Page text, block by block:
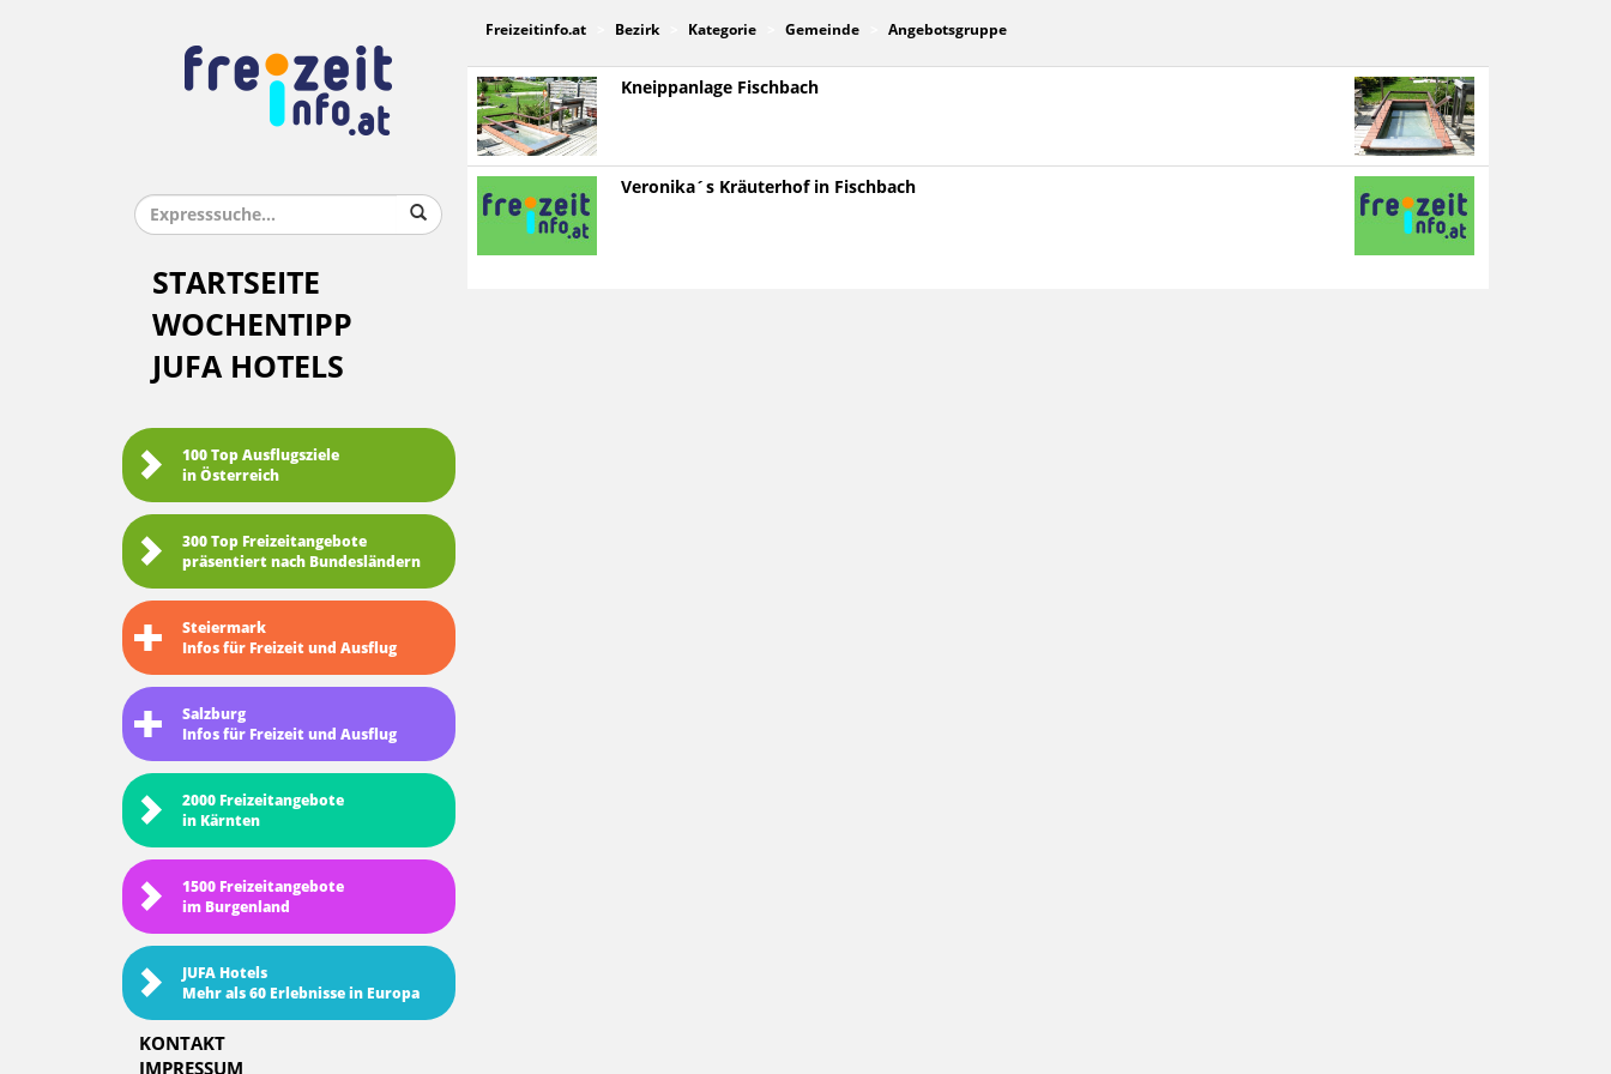
STARTSEITE
WOCHENTIPP
JUFA HOTELS
100 Top Ausflugsziele
in Österreich
300 Top Freizeitangebote
präsentiert nach Bundesländern
Steiermark
Infos für Freizeit und Ausflug
Salzburg
Infos für Freizeit und Ausflug
2000 Freizeitangebote
in Kärnten
1500 Freizeitangebote
im Burgenland
JUFA Hotels
Mehr als 60 Erlebnisse in Europa
KONTAKT
IMPRESSUM
Freizeitinfo.at Bezirk Kategorie Gemeinde Angebotsgruppe
Kneippanlage Fischbach
Veronika´s Kräuterhof in Fischbach